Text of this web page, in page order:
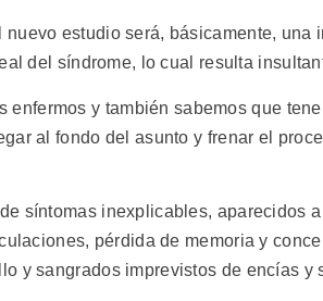
estudio será, básicamente,
del síndrome, lo cual resulta
enfermos y también sabemos que
al fondo del asunto y frenar el
síntomas inexplicables, aparecidos
pérdida de memoria y
y sangrados imprevistos de encías y